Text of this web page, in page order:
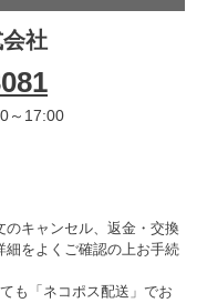
社
～17:00
のキャンセル、返金・交換
細をよくご確認の上お手続
も「ネコポス配送」でお